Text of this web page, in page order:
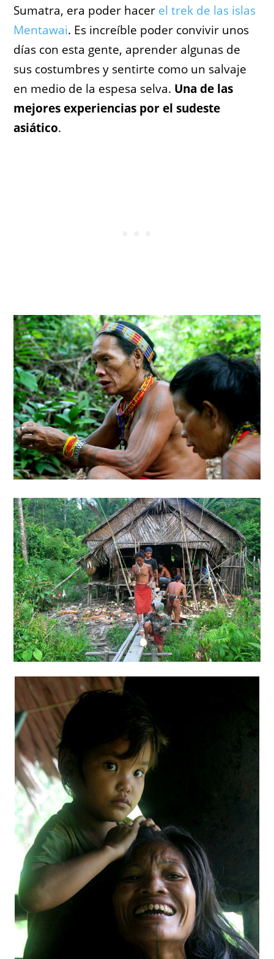
Sumatra, era poder hacer el trek de las islas
Mentawai. Es increíble poder convivir unos
días con esta gente, aprender algunas de
sus costumbres y sentirte como un salvaje
en medio de la espesa selva. Una de las
mejores experiencias por el sudeste
asiático.